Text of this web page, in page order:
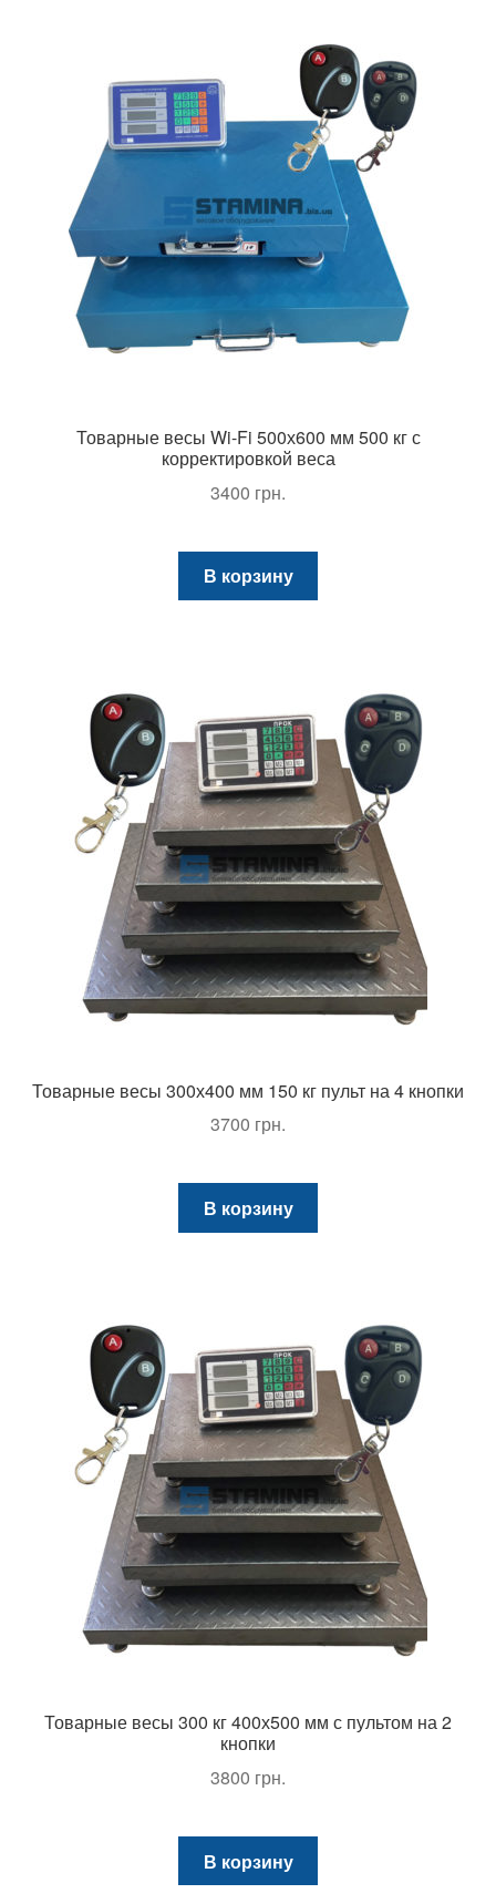
Товарные весы Wi-Fi 500х600 мм 500 кг с
корректировкой веса
3400 грн.
В корзину
Товарные весы 300х400 мм 150 кг пульт на 4 кнопки
3700 грн.
В корзину
Товарные весы 300 кг 400х500 мм с пультом на 2
кнопки
3800 грн.
В корзину